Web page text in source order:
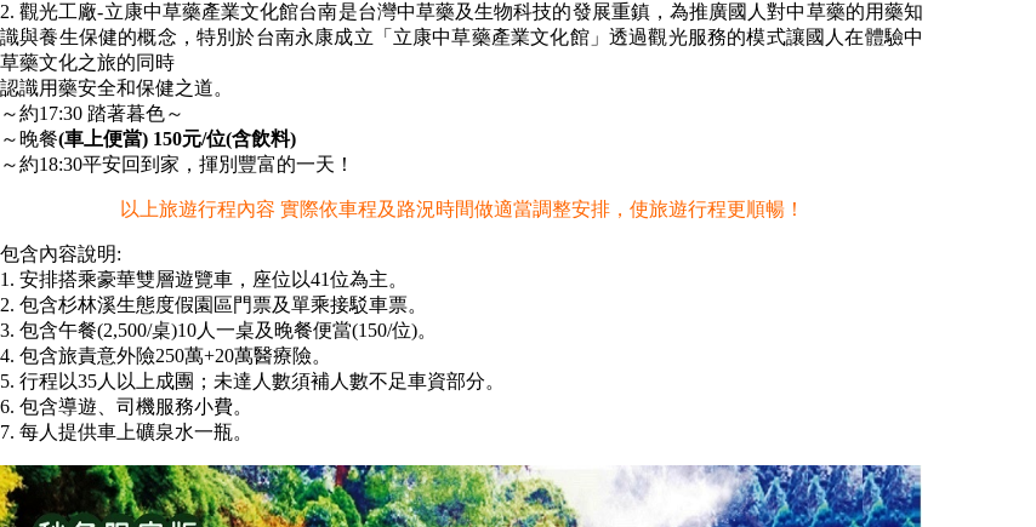
2. 觀光工廠-立康中草藥產業文化館台南是台灣中草藥及生物科技的發展重鎮，為推廣國人對中草藥的用藥知
識與養生保健的概念，特別於台南永康成立「立康中草藥產業文化館」透過觀光服務的模式讓國人在體驗中
草藥文化之旅的同時
認識用藥安全和保健之道。
～約17:30 踏著暮色～
～晚餐(車上便當) 150元/位(含飲料)
～約18:30平安回到家，揮別豐富的一天！
以上旅遊行程內容 實際依車程及路況時間做適當調整安排，使旅遊行程更順暢！
包含內容說明:
1. 安排搭乘豪華雙層遊覽車，座位以41位為主。
2. 包含杉林溪生態度假園區門票及單乘接駁車票。
3. 包含午餐(2,500/桌)10人一桌及晚餐便當(150/位)。
4. 包含旅責意外險250萬+20萬醫療險。
5. 行程以35人以上成團；未達人數須補人數不足車資部分。
6. 包含導遊、司機服務小費。
7. 每人提供車上礦泉水一瓶。